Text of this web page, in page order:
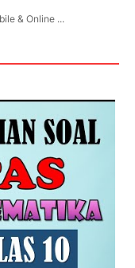
& Online ...